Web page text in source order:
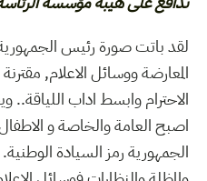
لقد باتت صورة رئيس
المعارضة ووسائل الاعلام,
الاحترام وابسط اداب
اصبح العامة والخاصة و
الجمهورية رمز السيادة